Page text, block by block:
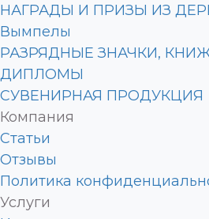
НАГРАДЫ И ПРИЗЫ ИЗ
Вымпелы
РАЗРЯДНЫЕ ЗНАЧКИ,
ДИПЛОМЫ
СУВЕНИРНАЯ ПРОДУКЦИЯ
Компания
Статьи
Отзывы
Политика
Услуги